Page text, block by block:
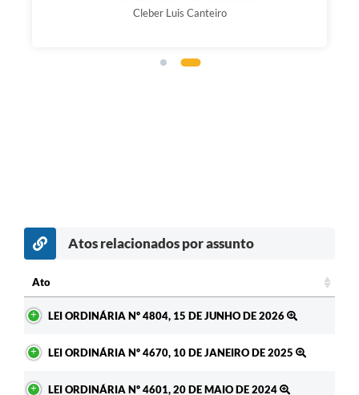
Cleber Luis Canteiro
Atos relacionados por assunto
Ato
LEI ORDINÁRIA Nº 4804, 15 DE JUNHO DE 2026
LEI ORDINÁRIA Nº 4670, 10 DE JANEIRO DE 2025
LEI ORDINÁRIA Nº 4601, 20 DE MAIO DE 2024